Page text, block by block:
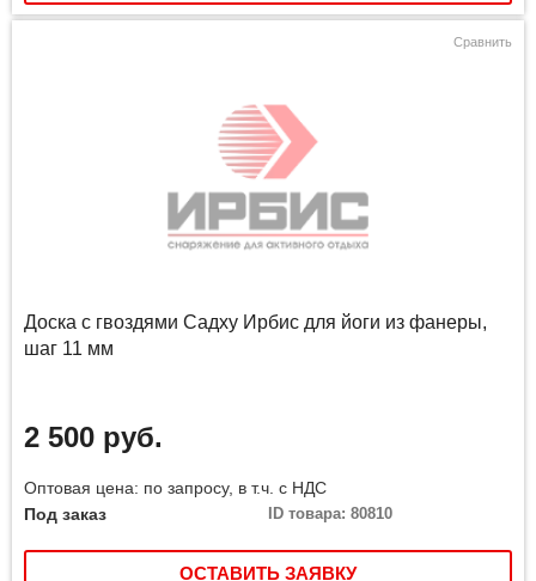
Сравнить
Доска с гвоздями Садху Ирбис для йоги из фанеры,
шаг 11 мм
2 500 руб.
Оптовая цена: по запросу, в т.ч. с НДС
Под заказ
ID товара: 80810
ОСТАВИТЬ ЗАЯВКУ